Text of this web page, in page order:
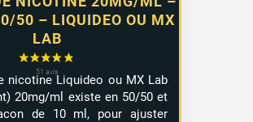
50 – LIQUIDEO OU MX
LAB
nicotine Liquideo ou MX Lab
20mg/ml existe en 50/50 et
de 10 ml, pour ajuster